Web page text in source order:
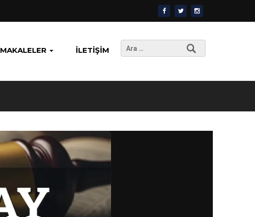
MAKALELER İLETIŞIM
Arama: